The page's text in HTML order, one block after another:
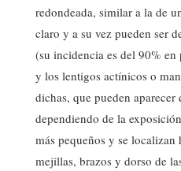
redondeada, similar a la de
claro y a su vez pueden ser
(su incidencia es del 90% en
y los lentigos actínicos o
dichas, que pueden
dependiendo de la
más pequeños y se
mejillas, brazos y dorso de